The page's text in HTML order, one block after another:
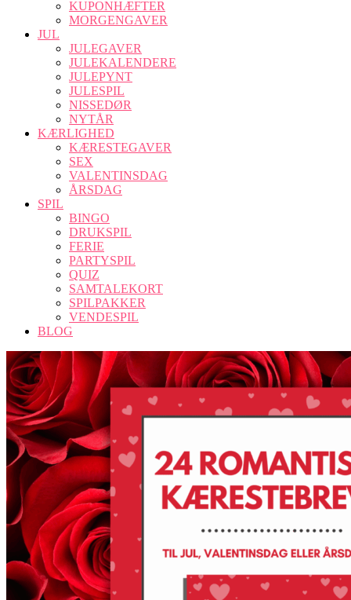
KUPONHÆFTER
MORGENGAVER
JUL
JULEGAVER
JULEKALENDERE
JULEPYNT
JULESPIL
NISSEDØR
NYTÅR
KÆRLIGHED
KÆRESTEGAVER
SEX
VALENTINSDAG
ÅRSDAG
SPIL
BINGO
DRUKSPIL
FERIE
PARTYSPIL
QUIZ
SAMTALEKORT
SPILPAKKER
VENDESPIL
BLOG